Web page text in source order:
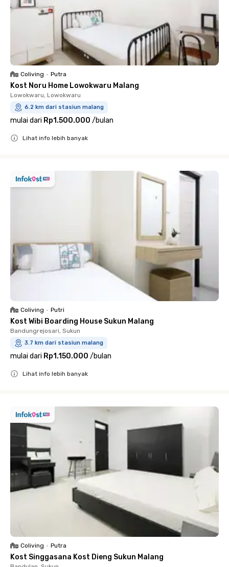
Coliving • Putra
Kost Noru Home Lowokwaru Malang
Lowokwaru, Lowokwaru
6.2 km dari stasiun malang
mulai dari Rp1.500.000 /bulan
Lihat info lebih banyak
Coliving • Putri
Kost Wibi Boarding House Sukun Malang
Bandungrejosari, Sukun
3.7 km dari stasiun malang
mulai dari Rp1.150.000 /bulan
Lihat info lebih banyak
Coliving • Putra
Kost Singgasana Kost Dieng Sukun Malang